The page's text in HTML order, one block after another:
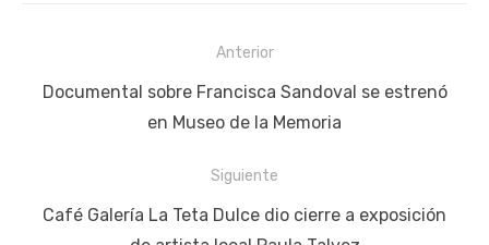
de
Anterior
Publicación
Documental sobre Francisca Sandoval se estrenó
en Museo de la Memoria
Siguiente
Siguiente
Café Galería La Teta Dulce dio cierre a exposición